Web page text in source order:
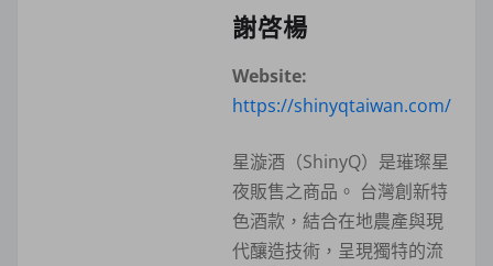
謝啓楊
Website:
https://shinyqtaiwan.com/
星漩酒（ShinyQ）是璀璨星
夜販售之商品。 台灣創新特
色酒款，結合在地農產與現
代釀造技術，呈現獨特的流